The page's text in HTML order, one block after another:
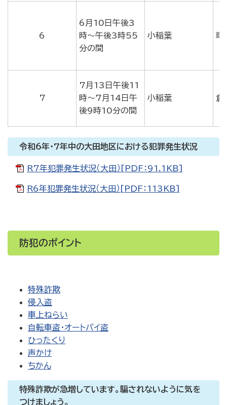
6
6月10日午後3
時～午後3時55
分の間
小稲葉 車
7
7月13日午後11
時～7月14日午
後9時10分の間
小稲葉 倉
令和6年・7年中の大田地区における犯罪発生状況
R7年犯罪発生状況（大田）[PDF：91.1KB]
R6年犯罪発生状況（大田）[PDF：113KB]
防犯のポイント
特殊詐欺
侵入盗
車上ねらい
自転車盗・オートバイ盗
ひったくり
声かけ
ちかん
特殊詐欺が急増しています。騙されないように気を
つけましょう。